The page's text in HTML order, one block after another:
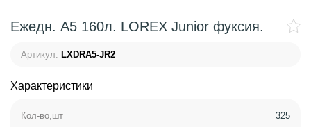
Ежедн. А5 160л. LOREX Junior фуксия.
Артикул: LXDRA5-JR2
Характеристики
Кол-во,шт
325